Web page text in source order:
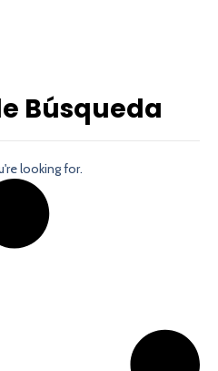
Búsqueda
looking for.